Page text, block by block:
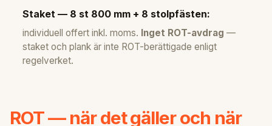
Staket — 8 st 800 mm + 8 stolpfästen:
individuell offert inkl. moms. Inget ROT-avdrag —
staket och plank är inte ROT-berättigade enligt
regelverket.
ROT — när det gäller och när